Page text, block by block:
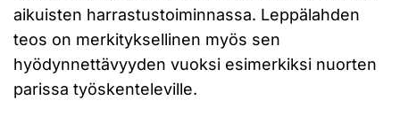
aikuisten harrastustoiminnassa. Leppälahden
teos on merkityksellinen myös sen
hyödynnettävyyden vuoksi esimerkiksi nuorten
parissa työskenteleville.